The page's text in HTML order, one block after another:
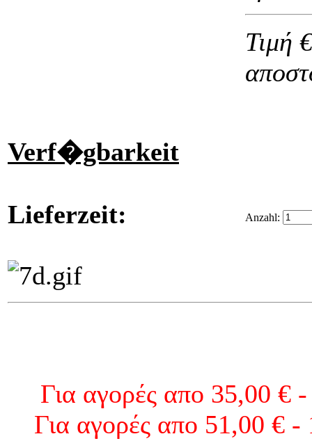
Τιμή
Verf�gbarkeit
Lieferzeit: Anzahl:
Για αγορές απο 35,00 €
Για αγορές απο 51,00 €